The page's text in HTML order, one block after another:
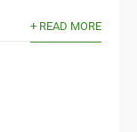
+ READ MORE